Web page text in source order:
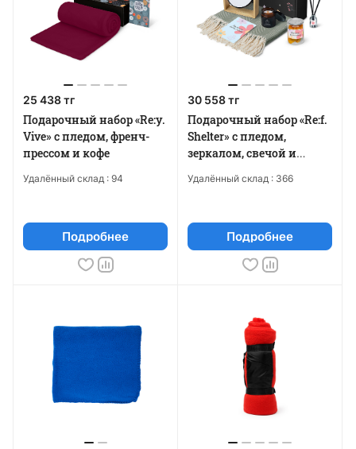
25 438 тг
Подарочный набор «Re:y.
Vive» с пледом, френч-
прессом и кофе
Удалённый склад : 94
Подробнее
30 558 тг
Подарочный набор «Re:f.
Shelter» с пледом,
зеркалом, свечой и
Удалённый склад : 366
Подробнее